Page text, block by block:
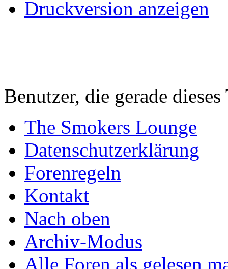
Druckversion anzeigen
Benutzer, die gerade
The Smokers Lounge
Datenschutzerklärung
Forenregeln
Kontakt
Nach oben
Archiv-Modus
Alle Foren als gelesen